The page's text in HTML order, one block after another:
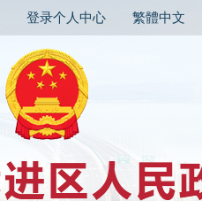
登录个人中心 繁體中文